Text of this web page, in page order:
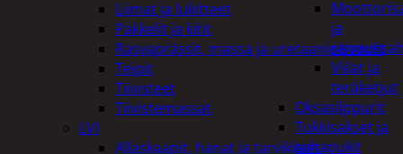
ja
Viilat ja
teräketjut
Oksasilppurit
Tukkisakset ja
sahapukit
Liimat ja lukitteet
Pakkelit ja kitit
Rasvaprässit, massa ja uretaanipistoolit
Teipit
Tiivisteet
Tiivistemassat
LVI
Allaskaapit, hanat ja tarvikkeet